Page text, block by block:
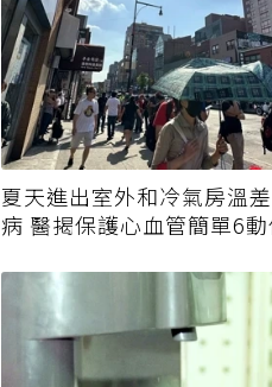
夏天進出室外和冷氣房溫
病 醫揭保護心血管簡單6動